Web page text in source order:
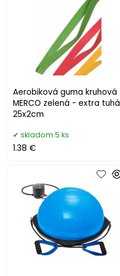
Aerobiková guma kruhová
MERCO zelená - extra tuhá
25x2cm
skladom 5 ks
1.38 €